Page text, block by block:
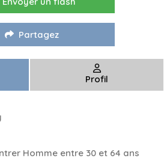
Partagez
Profil
Homme entre 30 et 64 ans